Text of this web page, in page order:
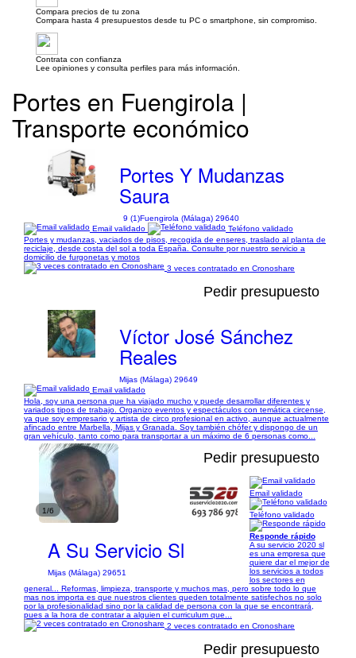
Compara precios de tu zona
Compara hasta 4 presupuestos desde tu PC o smartphone, sin compromiso.
Contrata con confianza
Lee opiniones y consulta perfiles para más información.
Portes en Fuengirola |
Transporte económico
Portes Y Mudanzas
Saura
9 (1)Fuengirola (Málaga) 29640
Email validado
Teléfono validado
Portes y mudanzas, vaciados de pisos, recogida de enseres, traslado al planta de
reciclaje, desde costa del sol a toda España. Consulte por nuestro servicio a
domicilio de furgonetas y motos
3 veces contratado en Cronoshare
Pedir presupuesto
Víctor José Sánchez
Reales
Mijas (Málaga) 29649
Email validado
Hola, soy una persona que ha viajado mucho y puede desarrollar diferentes y
variados tipos de trabajo. Organizo eventos y espectáculos con temática circense,
ya que soy empresario y artista de circo profesional en activo, aunque actualmente
afincado entre Marbella, Mijas y Granada. Soy también chófer y dispongo de un
gran vehículo, tanto como para transportar a un máximo de 6 personas como...
1/6
Pedir presupuesto
A Su Servicio Sl
Mijas (Málaga) 29651
Email validado
Teléfono validado
Responde rápido
A su servicio 2020 sl
es una empresa que
quiere dar el mejor de
los servicios a todos
los sectores en
general... Reformas, limpieza, transporte y muchos mas, pero sobre todo lo que
mas nos importa es que nuestros clientes queden totalmente satisfechos no solo
por la profesionalidad sino por la calidad de persona con la que se encontrará,
pues a la hora de contratar a alguien el curriculum que...
2 veces contratado en Cronoshare
Pedir presupuesto